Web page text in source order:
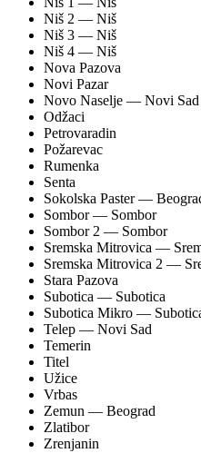
Niš 2 — Niš
Niš 3 — Niš
Niš 4 — Niš
Nova Pazova
Novi Pazar
Novo Naselje — Novi Sad
Odžaci
Petrovaradin
Požarevac
Rumenka
Senta
Sokolska Paster —
Sombor — Sombor
Sombor 2 — Sombor
Sremska Mitrovica —
Sremska Mitrovica 2 —
Stara Pazova
Subotica — Subotica
Subotica Mikro —
Telep — Novi Sad
Temerin
Titel
Užice
Vrbas
Zemun — Beograd
Zlatibor
Zrenjanin